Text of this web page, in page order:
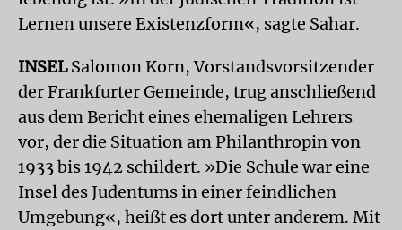
Lernen unsere Existenzform«, sagte Sahar.
INSELSalomon Korn, Vorstandsvorsitzender
der Frankfurter Gemeinde, trug anschließend
aus dem Bericht eines ehemaligen Lehrers
vor, der die Situation am Philanthropin von
1933 bis 1942 schildert. »Die Schule war eine
Insel des Judentums in einer feindlichen
Umgebung«, heißt es dort unter anderem. Mit